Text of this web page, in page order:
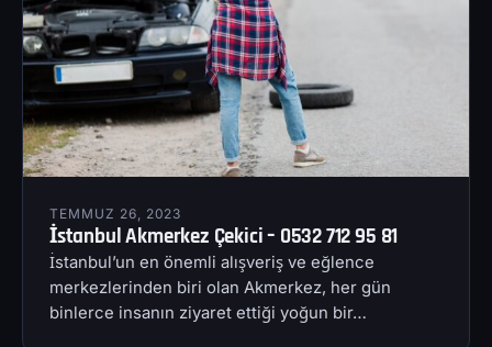
TEMMUZ 26, 2023
İstanbul Akmerkez Çekici – 0532 712 95 81
İstanbul’un en önemli alışveriş ve eğlence
merkezlerinden biri olan Akmerkez, her gün
binlerce insanın ziyaret ettiği yoğun bir…